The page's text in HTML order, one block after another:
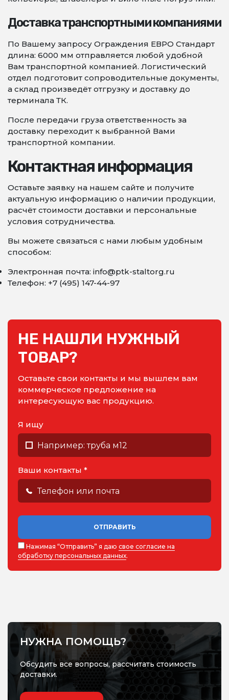
Доставка транспортными компаниями
По Вашему запросу Ограждения ЕВРО Стандарт
длина: 6000 мм отправляется любой удобной
Вам транспортной компанией. Логистический
отдел подготовит сопроводительные документы,
а склад произведёт отгрузку и доставку до
терминала ТК.
После передачи груза ответственность за
доставку переходит к выбранной Вами
транспортной компании.
Контактная информация
Оставьте заявку на нашем сайте и получите
актуальную информацию о наличии продукции,
расчёт стоимости доставки и персональные
условия сотрудничества.
Вы можете связаться с нами любым удобным
способом:
Электронная почта: info@ptk-staltorg.ru
Телефон: +7 (495) 147-44-97
НЕ НАШЛИ НУЖНЫЙ
ТОВАР?
Оставьте свои контакты и мы вышлем вам
коммерческое предложение на
интересующую вас продукцию.
Я ищу
Ваши контакты *
ОТПРАВИТЬ
Нажимая “Отправить” я даю свое согласие на
обработку персональных данных.
НУЖНА ПОМОЩЬ?
Обсудить все вопросы, рассчитать стоимость
доставки.